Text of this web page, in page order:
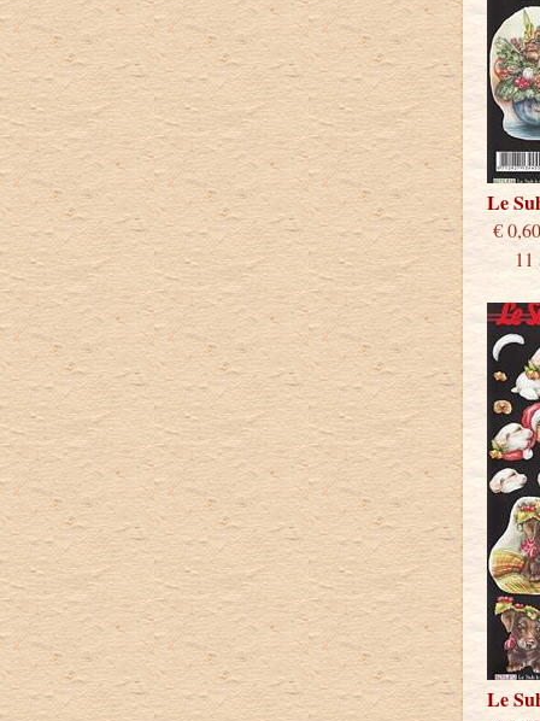
Le
11
Le